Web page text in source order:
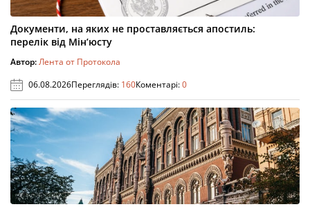
Документи, на яких не проставляється апостиль:
перелік від Мін’юсту
Автор:Лента от Протокола
06.08.2026Переглядів: 160Коментарі:0